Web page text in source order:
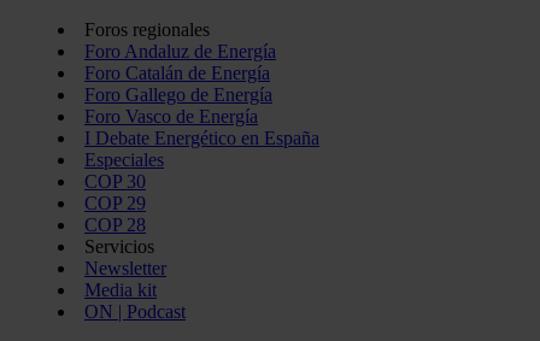
Foros regionales
Foro Andaluz de Energía
Foro Catalán de Energía
Foro Gallego de Energía
Foro Vasco de Energía
I Debate Energético en España
Especiales
COP 30
COP 29
COP 28
Servicios
Newsletter
Media kit
ON | Podcast